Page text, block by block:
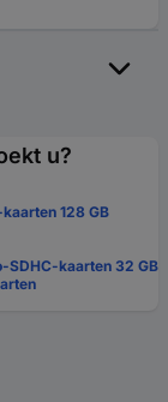
u?
128 GB
SDHC-kaarten 32 GB